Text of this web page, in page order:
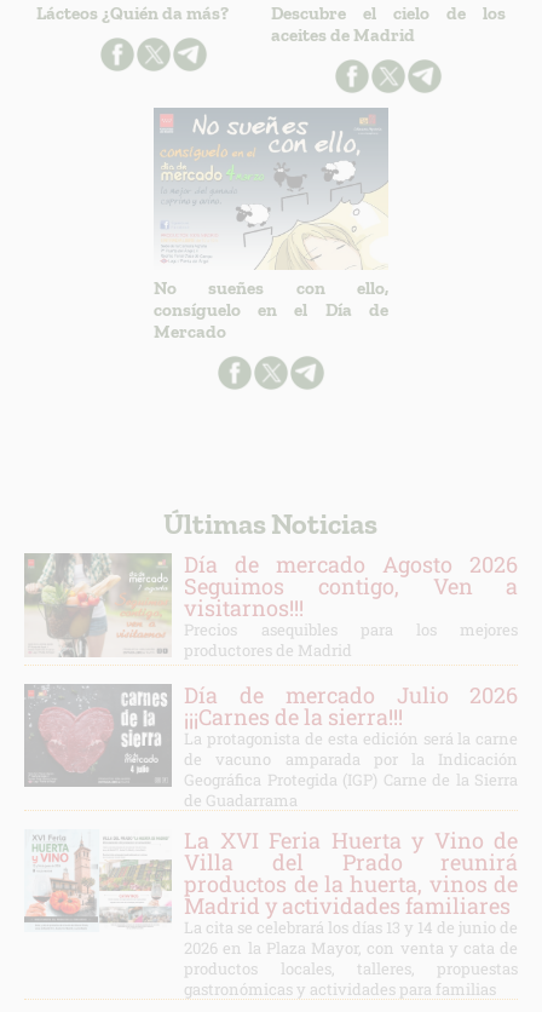
Lácteos ¿Quién da más?
Descubre el cielo de los
aceites de Madrid
No sueñes con ello,
consíguelo en el Día de
Mercado
Últimas Noticias
Día de mercado Agosto 2026
Seguimos contigo, Ven a
visitarnos!!!
Precios asequibles para los mejores
productores de Madrid
Día de mercado Julio 2026
¡¡¡Carnes de la sierra!!!
La protagonista de esta edición será la carne
de vacuno amparada por la Indicación
Geográfica Protegida (IGP) Carne de la Sierra
de Guadarrama
La XVI Feria Huerta y Vino de
Villa del Prado reunirá
productos de la huerta, vinos de
Madrid y actividades familiares
La cita se celebrará los días 13 y 14 de junio de
2026 en la Plaza Mayor, con venta y cata de
productos locales, talleres, propuestas
gastronómicas y actividades para familias